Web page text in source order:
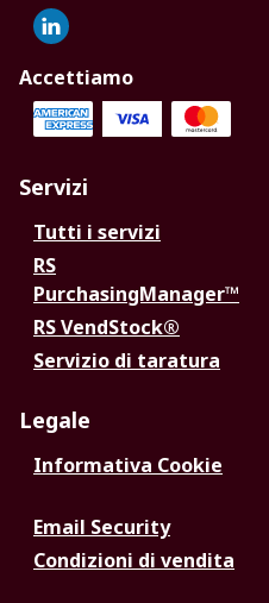
Accettiamo
Servizi
Tutti i servizi
RS
PurchasingManager™
RS VendStock®
Servizio di taratura
Legale
Informativa Cookie
Email Security
Condizioni di vendita